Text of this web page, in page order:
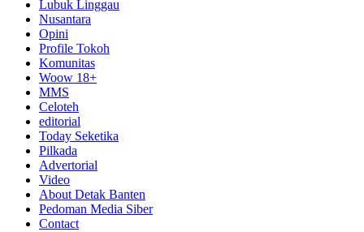
Lubuk Linggau
Nusantara
Opini
Profile Tokoh
Komunitas
Woow 18+
MMS
Celoteh
editorial
Today Seketika
Pilkada
Advertorial
Video
About Detak Banten
Pedoman Media Siber
Contact